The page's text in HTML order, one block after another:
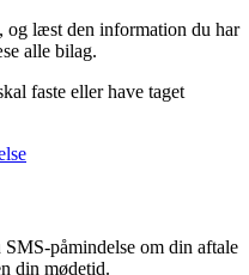
og læst den information du har
alle bilag.
faste eller have taget
påmindelse om din aftale
din mødetid.